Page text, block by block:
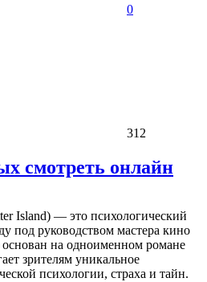
0
312
смотреть онлайн
Island) — это психологический
под руководством мастера кино
на одноименном романе
зрителям уникальное
психологии, страха и тайн.